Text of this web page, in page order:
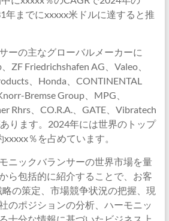
年までにxxxxx米ドルに達すると推
ーの主なグローバルメーカーに
ZF Friedrichshafen AG、Valeo、
、Honda、CONTINENTAL
Bremse Group、MPG、
Rhrs、CO.R.A.、GATE、Vibratech
ります。2024年には世界のトップ
％を占めています。
ニックバランサーの世界市場を量
ら包括的に紹介することで、お客
の策定、市場競争状況の把握、現
のポジションの分析、ハーモニッ